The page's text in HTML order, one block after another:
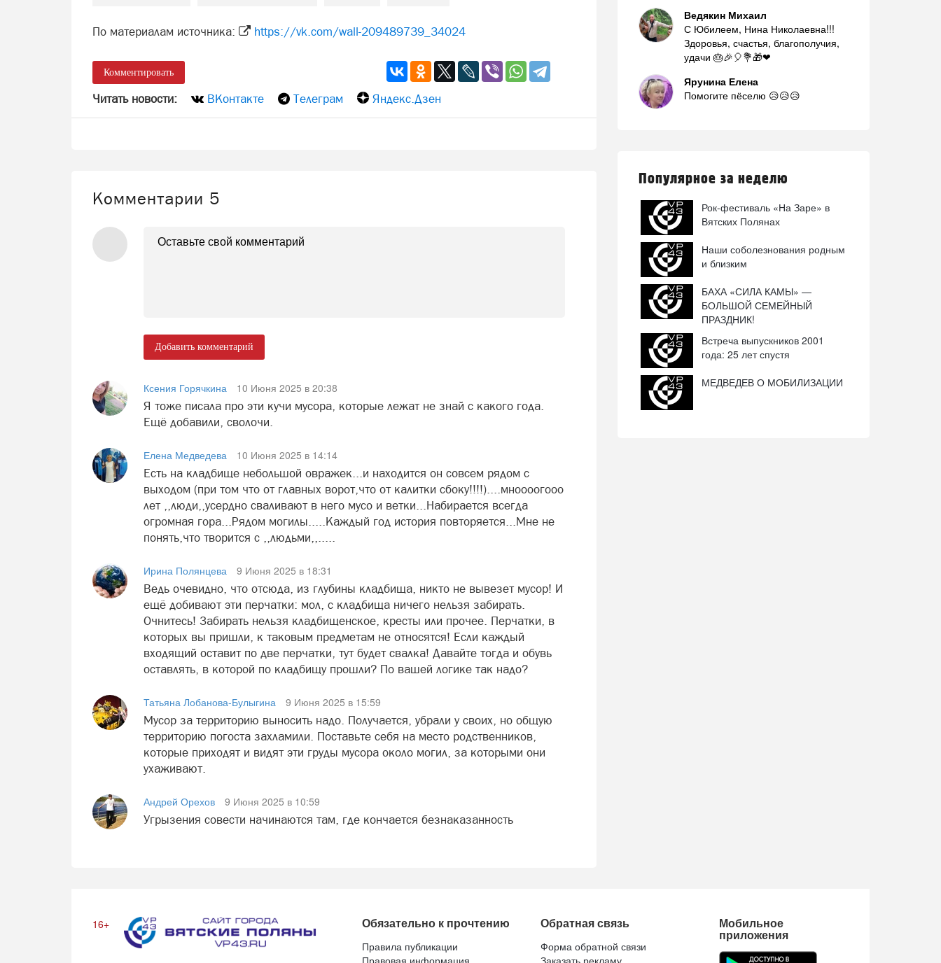
По материалам источника: https://vk.com/wall-209489739_34024
Комментировать
Читать новости: ВКонтакте Телеграм Яндекс.Дзен
Комментарии 5
Добавить комментарий
Ксения Горячкина
10 Июня 2025 в 20:38
Я тоже писала про эти кучи мусора, которые лежат не знай с какого года.
Ещё добавили, сволочи.
Елена Медведева
10 Июня 2025 в 14:14
Есть на кладбище небольшой овражек...и находится он совсем рядом с
выходом (при том что от главных ворот,что от калитки сбоку!!!!)....мноооогооо
лет ,,люди,,усердно сваливают в него мусо и ветки...Набирается всегда
огромная гора...Рядом могилы.....Каждый год история повторяется...Мне не
понять,что творится с ,,людьми,,.....
Ирина Полянцева
9 Июня 2025 в 18:31
Ведь очевидно, что отсюда, из глубины кладбища, никто не вывезет мусор! И
ещё добивают эти перчатки: мол, с кладбища ничего нельзя забирать.
Очнитесь! Забирать нельзя кладбищенское, кресты или прочее. Перчатки, в
которых вы пришли, к таковым предметам не относятся! Если каждый
входящий оставит по две перчатки, тут будет свалка! Давайте тогда и обувь
оставлять, в которой по кладбищу прошли? По вашей логике так надо?
Татьяна Лобанова-Булыгина
9 Июня 2025 в 15:59
Мусор за территорию выносить надо. Получается, убрали у своих, но общую
территорию погоста захламили. Поставьте себя на место родственников,
которые приходят и видят эти груды мусора около могил, за которыми они
ухаживают.
Андрей Орехов
9 Июня 2025 в 10:59
Угрызения совести начинаются там, где кончается безнаказанность
Ведякин Михаил
С Юбилеем, Нина Николаевна!!!
Здоровья, счастья, благополучия,
удачи 🎂🎉🎈💐🎁❤
Ярунина Елена
Помогите пёселю 😥😥😥
Популярное за неделю
Рок-фестиваль «На Заре» в
Вятских Полянах
Наши соболезнования родным
и близким
БАХА «СИЛА КАМЫ» —
БОЛЬШОЙ СЕМЕЙНЫЙ
ПРАЗДНИК!
Встреча выпускников 2001
года: 25 лет спустя
МЕДВЕДЕВ О МОБИЛИЗАЦИИ
16+ Обязательно к прочтению
Правила публикации
Правовая информация
Обратная связь
Форма обратной связи
Заказать рекламу
Мобильное
приложения